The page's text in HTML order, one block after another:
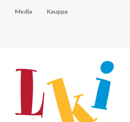
Media Kauppa